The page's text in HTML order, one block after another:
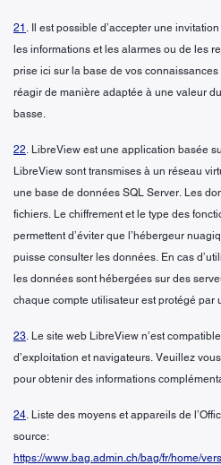
21 . Il est possible d’accepter une
les informations et les alarmes ou de les
prise ici sur la base de vos
réagir de manière adaptée à une valeur
basse.
22. LibreView est une application basée
LibreView sont transmises à un réseau
une base de données SQL Server. Les
fichiers. Le chiffrement et le type des
permettent d’éviter que l’hébergeur
puisse consulter les données. En cas
les données sont hébergées sur des
chaque compte utilisateur est protégé par
23. Le site web LibreView n’est
d’exploitation et navigateurs. Veuillez
pour obtenir des informations
24. Liste des moyens et appareils de
source:
https://www.bag.admin.ch/bag/fr/home/